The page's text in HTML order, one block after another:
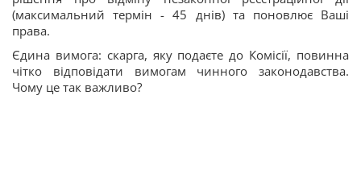
(максимальний термін - 45 днів) та поновлює Ваші
права.
Єдина вимога: скарга, яку подаєте до Комісії, повинна
чітко відповідати вимогам чинного законодавства.
Чому це так важливо?